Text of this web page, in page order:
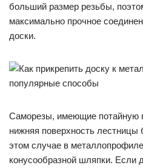
больший размер резьбы,
максимально прочное
доски.
Саморезы, имеющие потайную
нижняя поверхность лестницы
этом случае в
конусообразной шляпки. Если